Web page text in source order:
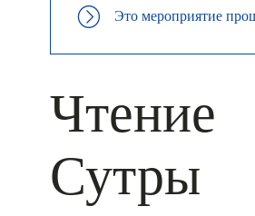
Это мероприятие
Чтение
Сутры